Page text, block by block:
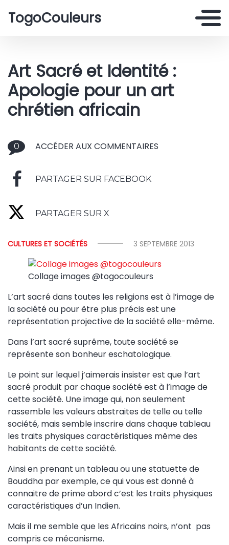
TogoCouleurs
Art Sacré et Identité :
Apologie pour un art
chrétien africain
0 ACCÉDER AUX COMMENTAIRES
PARTAGER SUR FACEBOOK
PARTAGER SUR X
CULTURES ET SOCIÉTÉS 3 SEPTEMBRE 2013
Collage images @togocouleurs
L’art sacré dans toutes les religions est à l’image de
la société ou pour être plus précis est une
représentation projective de la société elle-même.
Dans l’art sacré suprême, toute société se
représente son bonheur eschatologique.
Le point sur lequel j’aimerais insister est que l’art
sacré produit par chaque société est à l’image de
cette société. Une image qui, non seulement
rassemble les valeurs abstraites de telle ou telle
société, mais semble inscrire dans chaque tableau
les traits physiques caractéristiques même des
habitants de cette société.
Ainsi en prenant un tableau ou une statuette de
Bouddha par exemple, ce qui vous est donné à
connaitre de prime abord c’est les traits physiques
caractéristiques d’un Indien.
Mais il me semble que les Africains noirs, n’ont pas
compris ce mécanisme.